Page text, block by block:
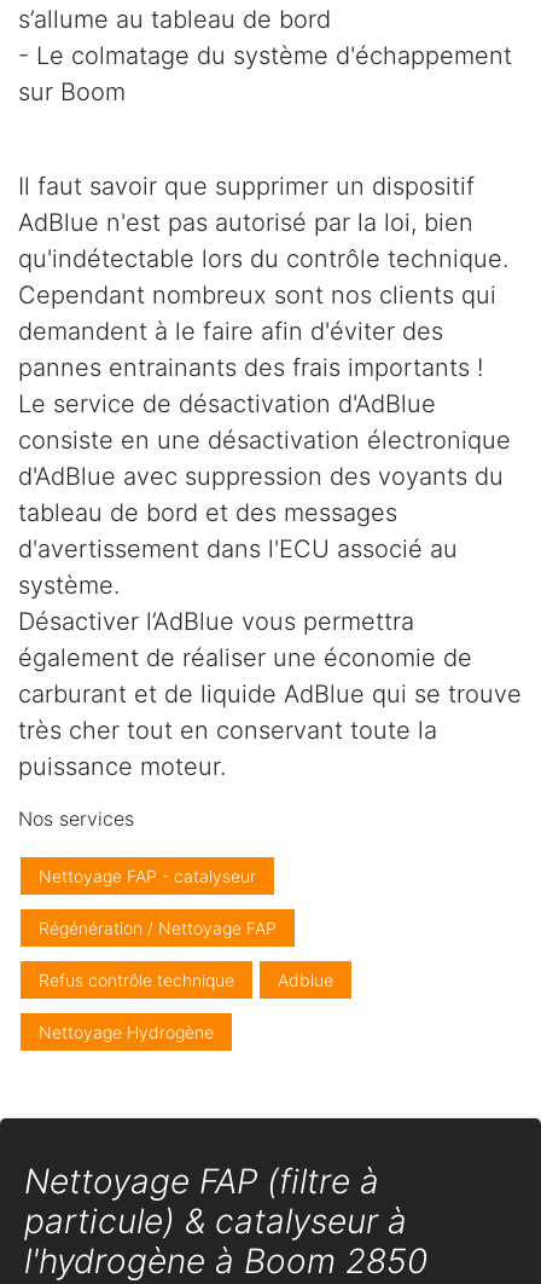
s’allume au tableau de bord
- Le colmatage du système d'échappement
sur Boom
Il faut savoir que supprimer un dispositif
AdBlue n'est pas autorisé par la loi, bien
qu'indétectable lors du contrôle technique.
Cependant nombreux sont nos clients qui
demandent à le faire afin d'éviter des
pannes entrainants des frais importants !
Le service de désactivation d'AdBlue
consiste en une désactivation électronique
d'AdBlue avec suppression des voyants du
tableau de bord et des messages
d'avertissement dans l'ECU associé au
système.
Désactiver l’AdBlue vous permettra
également de réaliser une économie de
carburant et de liquide AdBlue qui se trouve
très cher tout en conservant toute la
puissance moteur.
Nos services
Nettoyage FAP - catalyseur
Régénération / Nettoyage FAP
Refus contrôle technique Adblue
Nettoyage Hydrogène
Nettoyage FAP (filtre à
particule) & catalyseur à
l'hydrogène à Boom 2850